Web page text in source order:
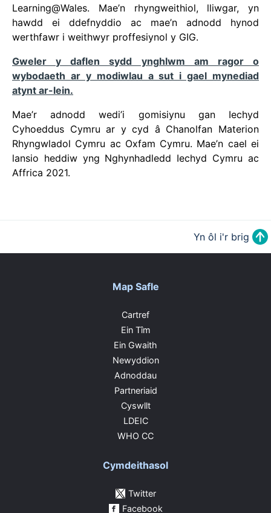
Learning@Wales. Mae’n rhyngweithiol, lliwgar, yn
hawdd ei ddefnyddio ac mae’n adnodd hynod
werthfawr i weithwyr proffesiynol y GIG.
Gweler y daflen sydd ynghlwm am ragor o
wybodaeth ar y modiwlau a sut i gael mynediad
atynt ar-lein.
Mae’r adnodd wedi’i gomisiynu gan Iechyd
Cyhoeddus Cymru ar y cyd â Chanolfan Materion
Rhyngwladol Cymru ac Oxfam Cymru. Mae’n cael ei
lansio heddiw yng Nghynhadledd Iechyd Cymru ac
Affrica 2021.
Yn ôl i'r brig
Map Safle
Cartref
Ein Tîm
Ein Gwaith
Newyddion
Adnoddau
Partneriaid
Cyswllt
LDEIC
WHO CC
Cymdeithasol
Twitter
Facebook